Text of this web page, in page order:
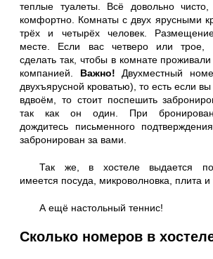
теплые туалеты. Всё довольно
комфортно. Комнаты с двух ярусными
трёх и четырёх человек.
месте. Если вас четверо или трое,
сделать так, чтобы в комнате
компанией. Важно!Двухместный
двухъярусной кроватью), то есть если
вдвоём, то стоит поспешить
так как он один. При
дождитесь письменного
забронирован за вами.
Так же, в хостеле выдается
имеется посуда, микроволновка, плита и
А ещё настольный теннис!
Сколько номеров в